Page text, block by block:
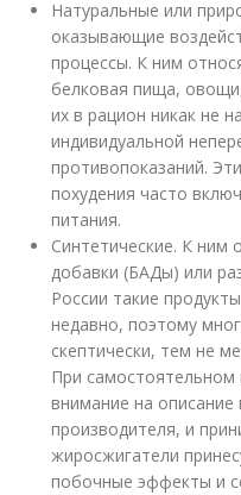
Натуральные или
оказывающие
процессы. К ним
белковая пища,
их в рацион никак не
индивидуальной
противопоказаний.
похудения часто
питания.
Синтетические. К ним
добавки (БАДы) или
России такие
недавно, поэтому
скептически, тем не
При
внимание на описание
производителя, и
жиросжигатели
побочные эффекты и